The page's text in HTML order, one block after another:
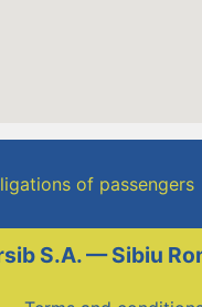
of passengers
S.A. — Sibiu